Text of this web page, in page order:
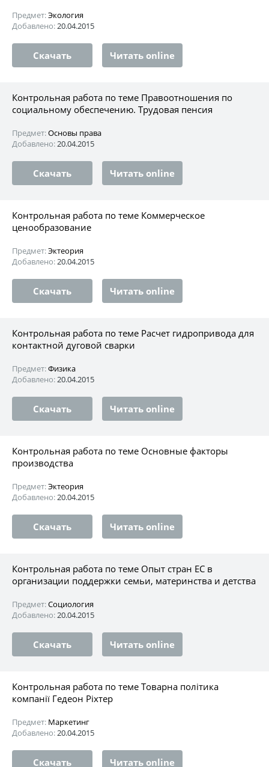
Предмет:Экология
Добавлено:20.04.2015
Скачать Читать online
Контрольная работа по теме Правоотношения по
социальному обеспечению. Трудовая пенсия
Предмет:Основы права
Добавлено:20.04.2015
Скачать Читать online
Контрольная работа по теме Коммерческое
ценообразование
Предмет:Эктеория
Добавлено:20.04.2015
Скачать Читать online
Контрольная работа по теме Расчет гидропривода для
контактной дуговой сварки
Предмет:Физика
Добавлено:20.04.2015
Скачать Читать online
Контрольная работа по теме Основные факторы
производства
Предмет:Эктеория
Добавлено:20.04.2015
Скачать Читать online
Контрольная работа по теме Опыт стран ЕС в
организации поддержки семьи, материнства и детства
Предмет:Социология
Добавлено:20.04.2015
Скачать Читать online
Контрольная работа по теме Товарна політика
компанії Гедеон Ріхтер
Предмет: Маркетинг
Добавлено:20.04.2015
Скачать Читать online